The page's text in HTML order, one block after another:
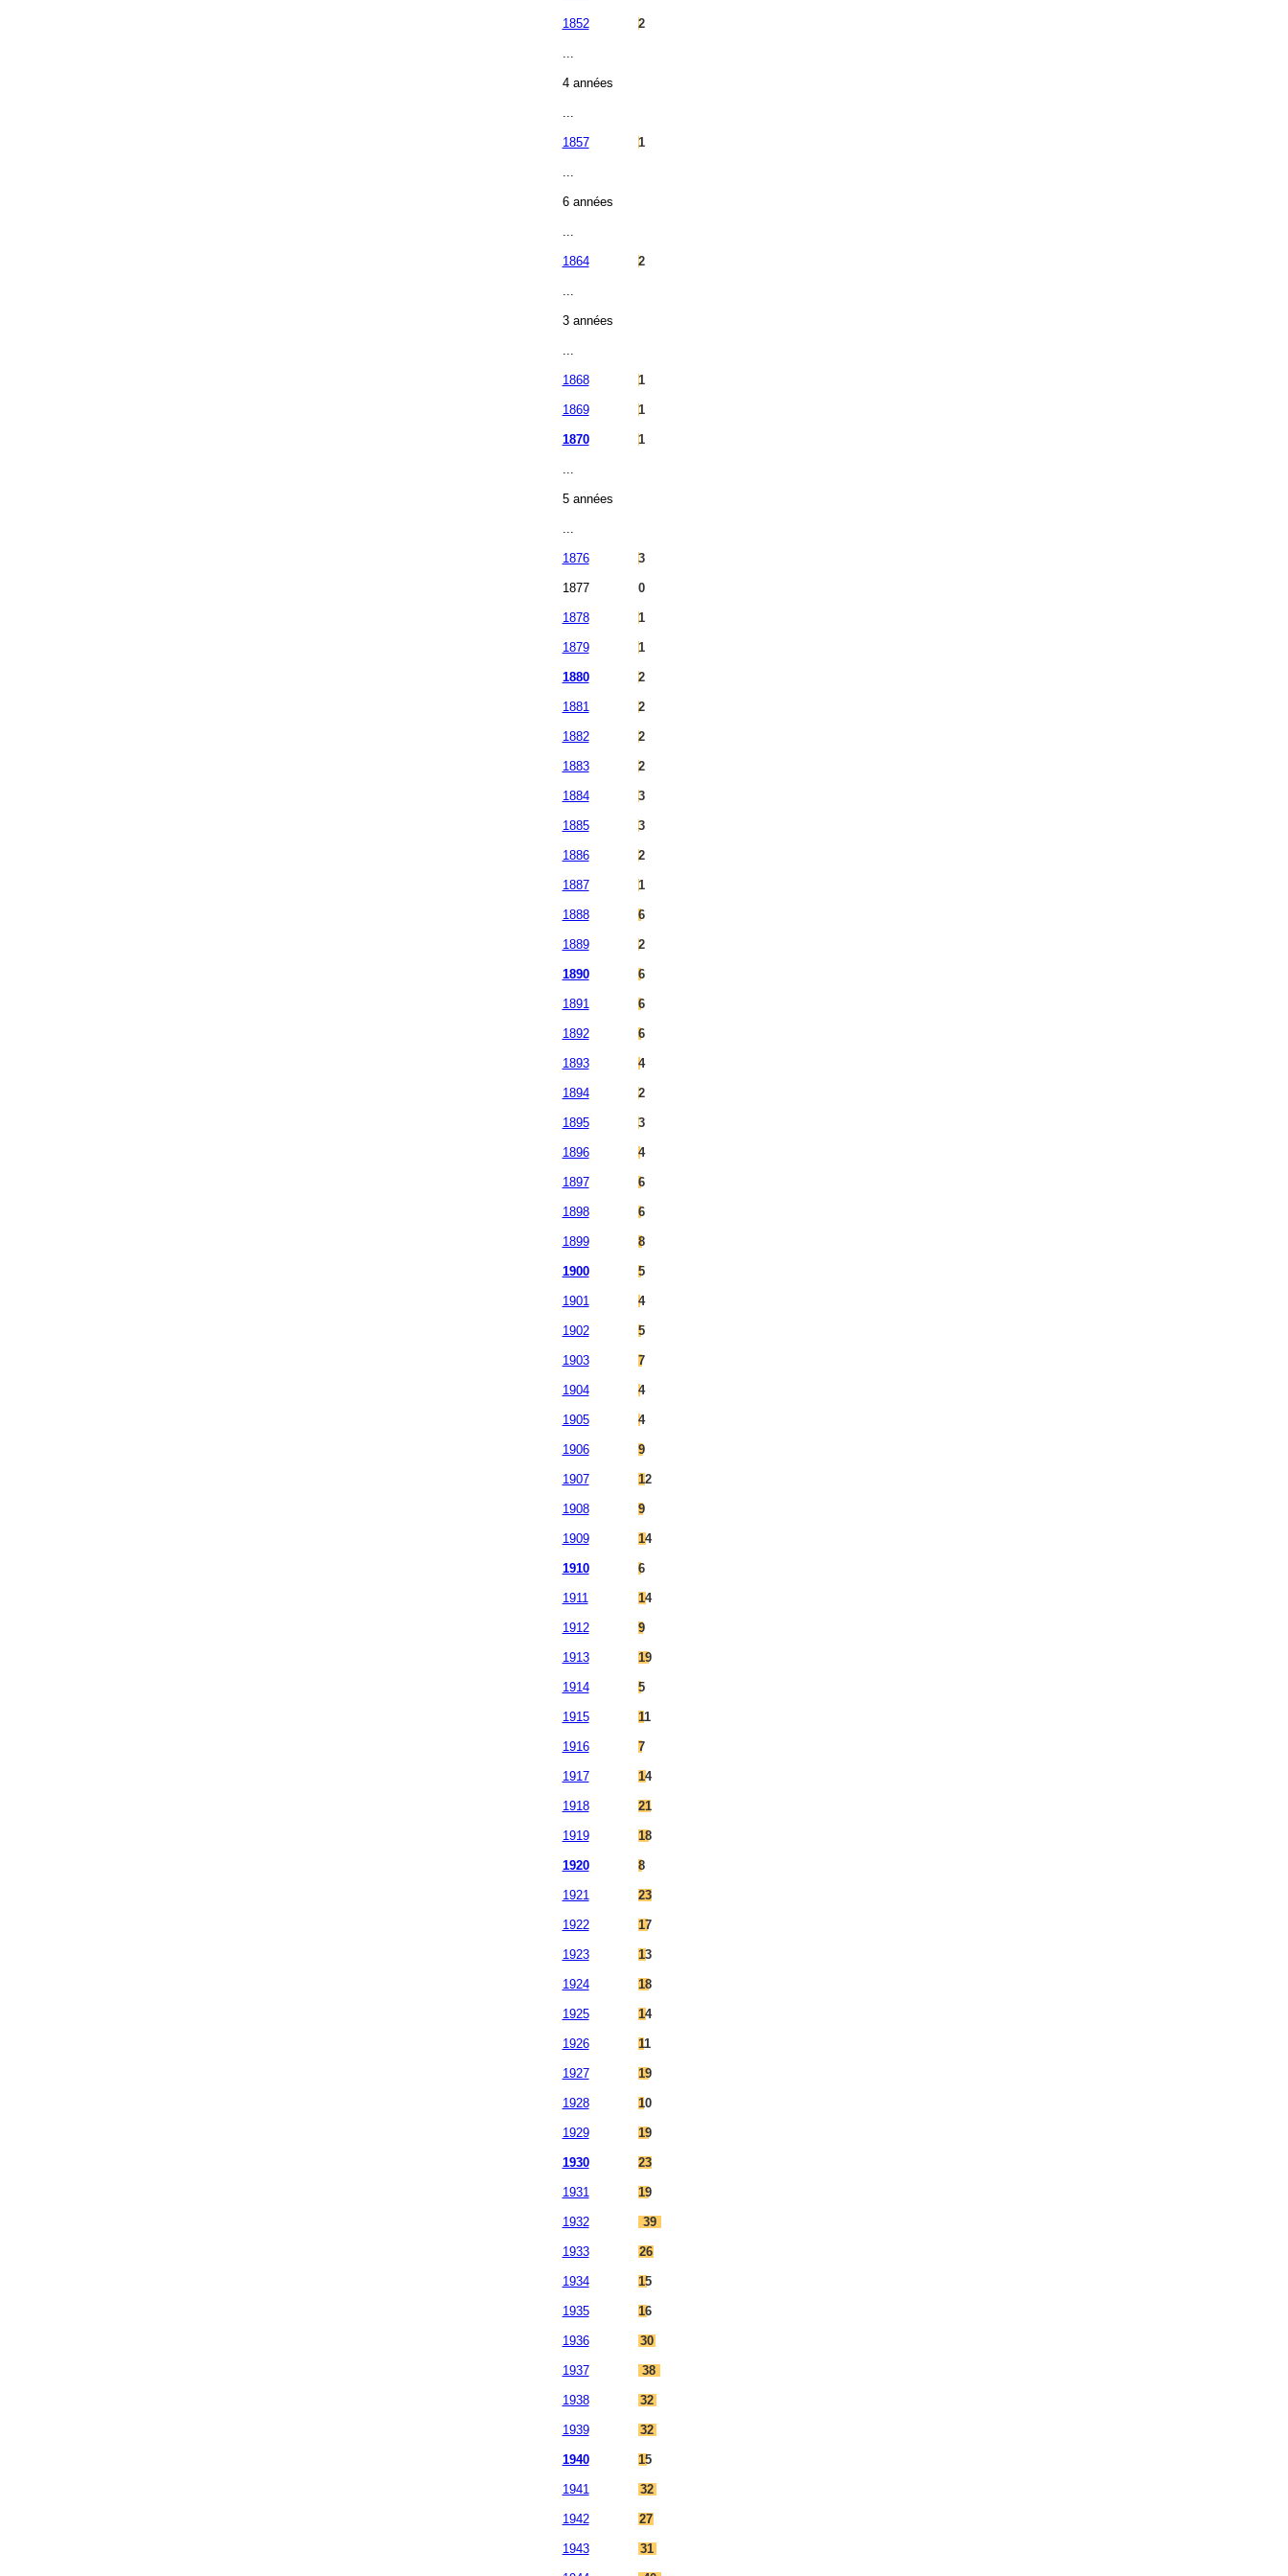
1852 2
4 années
1857 1
6 années
1864 2
3 années
1868 1
1869 1
1870 1
5 années
1876 3
1877 0
1878 1
1879 1
1880 2
1881 2
1882 2
1883 2
1884 3
1885 3
1886 2
1887 1
1888 6
1889 2
1890 6
1891 6
1892 6
1893 4
1894 2
1895 3
1896 4
1897 6
1898 6
1899 8
1900 5
1901 4
1902 5
1903 7
1904 4
1905 4
1906 9
1907 12
1908 9
1909 14
1910 6
1911 14
1912 9
1913 19
1914 5
1915 11
1916 7
1917 14
1918 21
1919 18
1920 8
1921 23
1922 17
1923 13
1924 18
1925 14
1926 11
1927 19
1928 10
1929 19
1930 23
1931 19
1932 39
1933 26
1934 15
1935 16
1936 30
1937 38
1938 32
1939 32
1940 15
1941 32
1942 27
1943 31